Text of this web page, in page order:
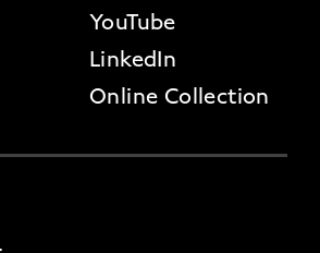
YouTube
LinkedIn
Online Collection